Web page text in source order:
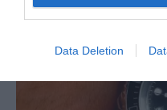
Data Deletion